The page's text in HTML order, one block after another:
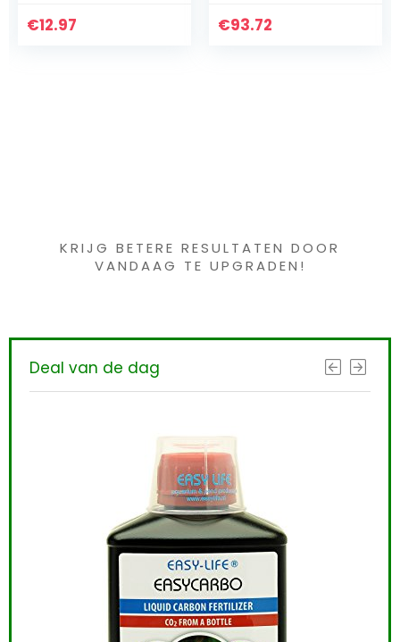
op
veiligheidsschakel
KRIJG BETERE RESULTATEN DOOR
VANDAAG TE UPGRADEN!
Deal van de dag